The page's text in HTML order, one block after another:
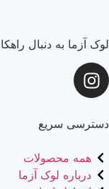
لوک آزما به دنبال
دسترسی سریع
همه محصولات
درباره لوک آزما